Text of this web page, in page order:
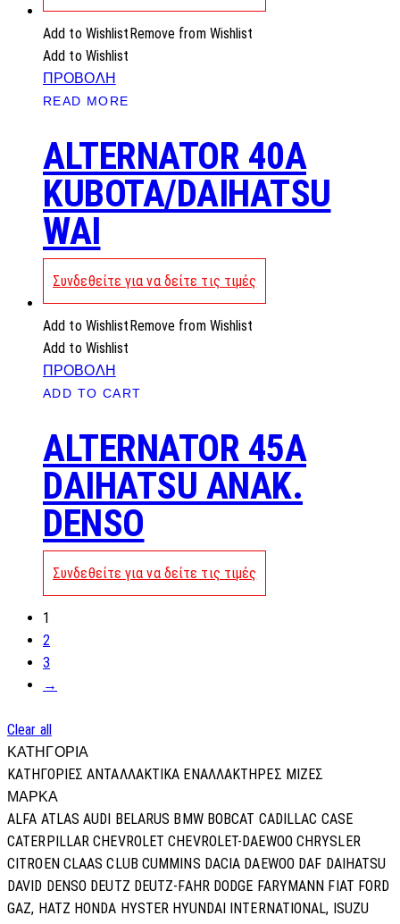
Add to WishlistRemove from Wishlist
Add to Wishlist
ΠΡΟΒΟΛΗ
READ MORE
ALTERNATOR 40A
KUBOTA/DAIHATSU
WAI
Συνδεθείτε για να δείτε τις τιμές
Add to WishlistRemove from Wishlist
Add to Wishlist
ΠΡΟΒΟΛΗ
ADD TO CART
ALTERNATOR 45A
DAIHATSU ANAK.
DENSO
Συνδεθείτε για να δείτε τις τιμές
1
2
3
→
Clear all
ΚΑΤΗΓΟΡΙΑ
ΚΑΤΗΓΟΡΊΕΣ ΑΝΤΑΛΛΑΚΤΙΚΑ ΕΝΑΛΛΑΚΤΗΡΕΣ ΜΙΖΕΣ
ΜΑΡΚΑ
ALFA ATLAS AUDI BELARUS BMW BOBCAT CADILLAC CASE
CATERPILLAR CHEVROLET CHEVROLET-DAEWOO CHRYSLER
CITROEN CLAAS CLUB CUMMINS DACIA DAEWOO DAF DAIHATSU
DAVID DENSO DEUTZ DEUTZ-FAHR DODGE FARYMANN FIAT FORD
GAZ, HATZ HONDA HYSTER HYUNDAI INTERNATIONAL, ISUZU